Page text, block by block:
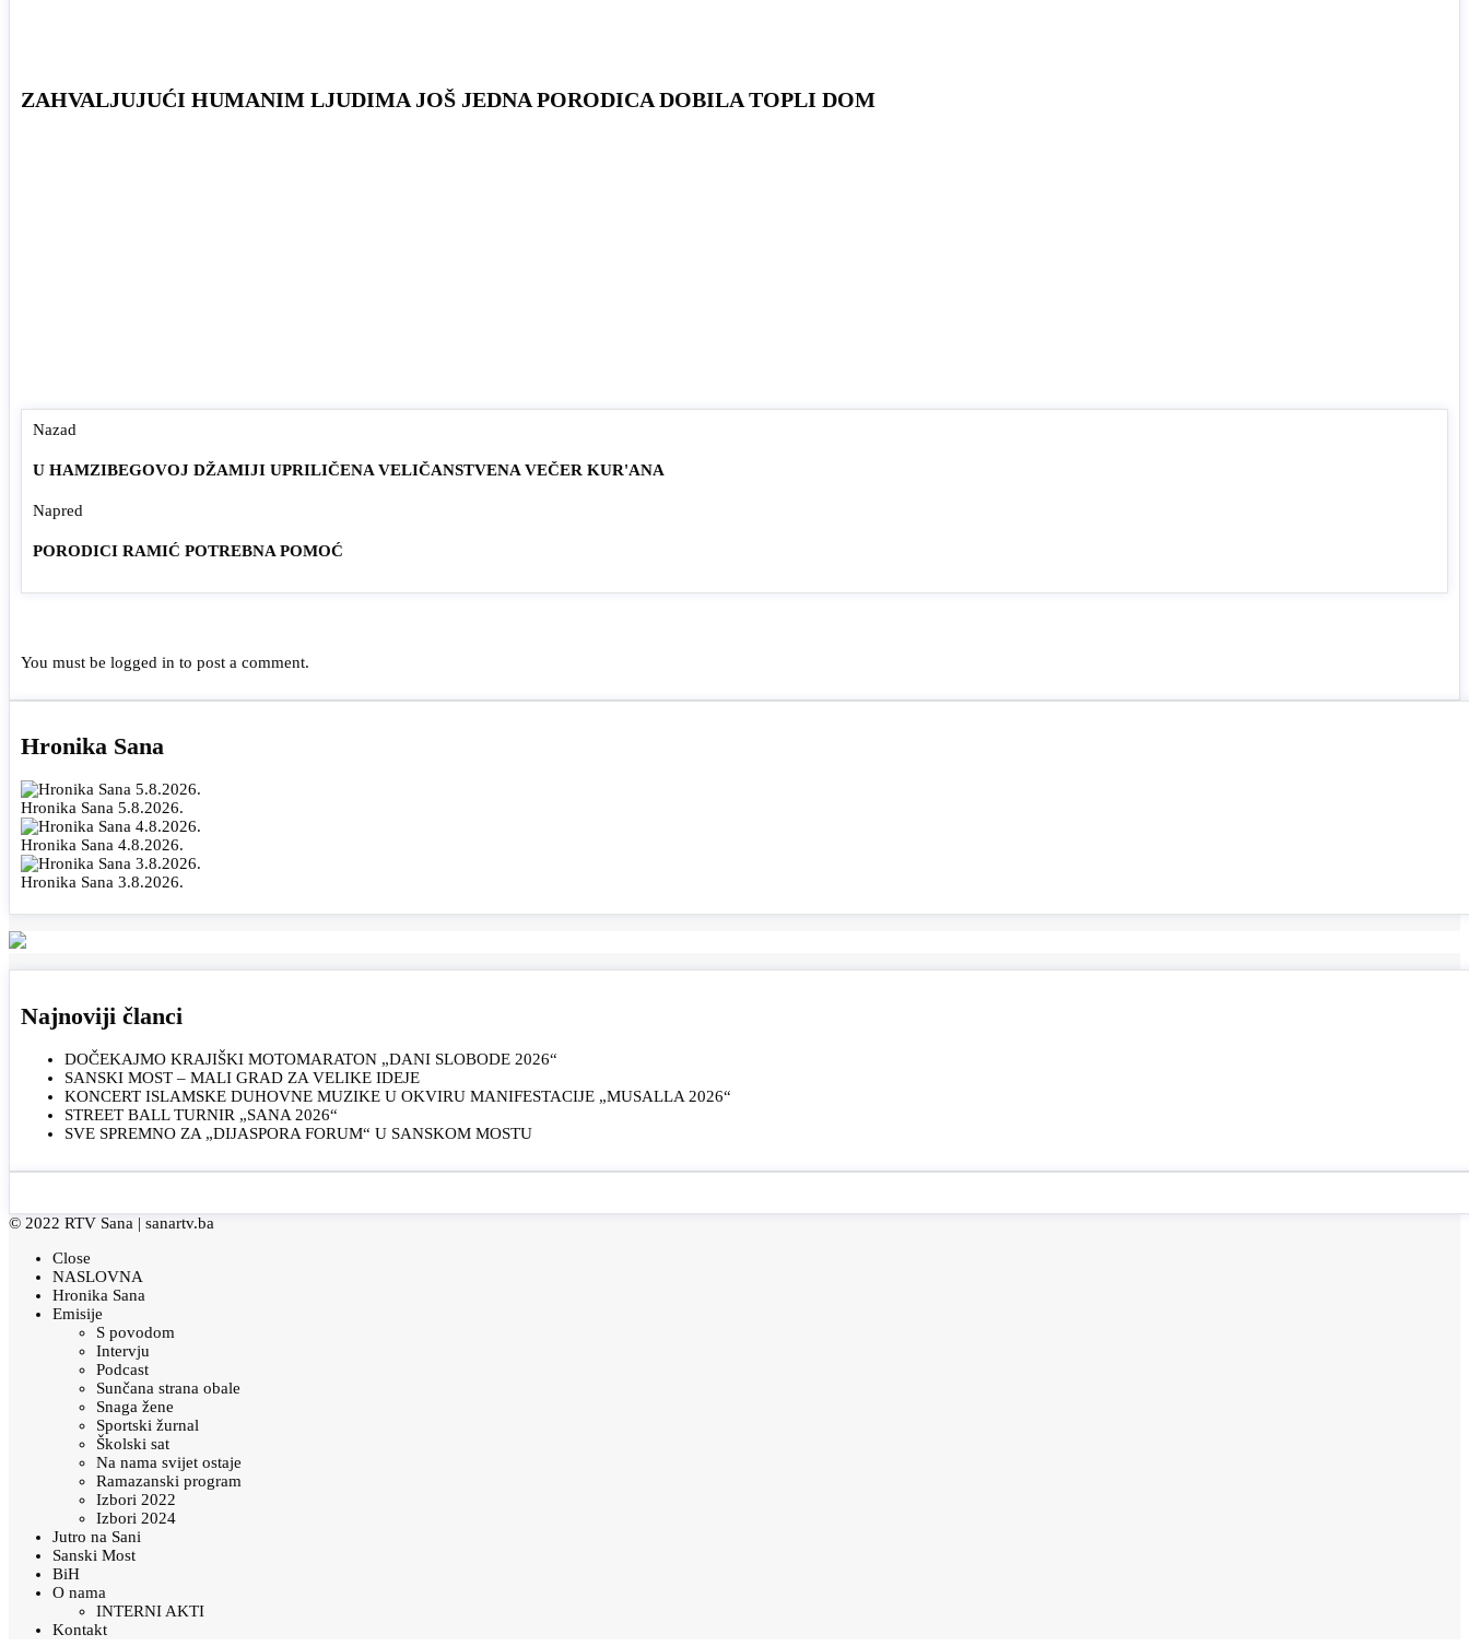
ZAHVALJUJUĆI HUMANIM LJUDIMA JOŠ JEDNA PORODICA DOBILA TOPLI DOM
Nazad
U HAMZIBEGOVOJ DŽAMIJI UPRILIČENA VELIČANSTVENA VEČER KUR'ANA
Napred
PORODICI RAMIĆ POTREBNA POMOĆ
You must be logged in to post a comment.
Hronika Sana
Hronika Sana 5.8.2026.
Hronika Sana 4.8.2026.
Hronika Sana 3.8.2026.
Najnoviji članci
DOČEKAJMO KRAJIŠKI MOTOMARATON „DANI SLOBODE 2026“
SANSKI MOST – MALI GRAD ZA VELIKE IDEJE
KONCERT ISLAMSKE DUHOVNE MUZIKE U OKVIRU MANIFESTACIJE „MUSALLA 2026“
STREET BALL TURNIR „SANA 2026“
SVE SPREMNO ZA „DIJASPORA FORUM“ U SANSKOM MOSTU
© 2022 RTV Sana | sanartv.ba
Close
NASLOVNA
Hronika Sana
Emisije
S povodom
Intervju
Podcast
Sunčana strana obale
Snaga žene
Sportski žurnal
Školski sat
Na nama svijet ostaje
Ramazanski program
Izbori 2022
Izbori 2024
Jutro na Sani
Sanski Most
BiH
O nama
INTERNI AKTI
Kontakt